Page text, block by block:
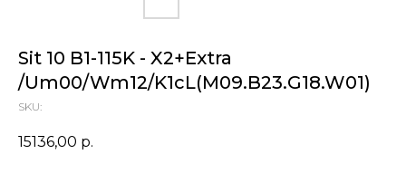
Sit 10 B1-115K - X2+Extra
/Um00/Wm12/K1cL(M09.B23.G18.W01)
SKU:
15136,00 р.